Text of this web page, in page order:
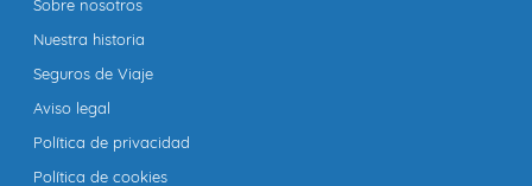
Sobre nosotros
Nuestra historia
Seguros de Viaje
Aviso legal
Política de privacidad
Política de cookies